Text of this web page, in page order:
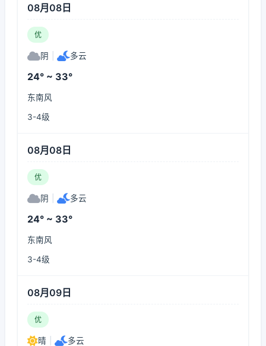
08月08日
优
阴 多云
24° ~ 33°
东南风
3-4级
08月08日
优
阴 多云
24° ~ 33°
东南风
3-4级
08月09日
优
晴 多云